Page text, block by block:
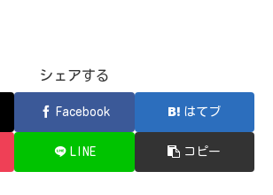
シェアする
Facebook はてブ
LINE コピー